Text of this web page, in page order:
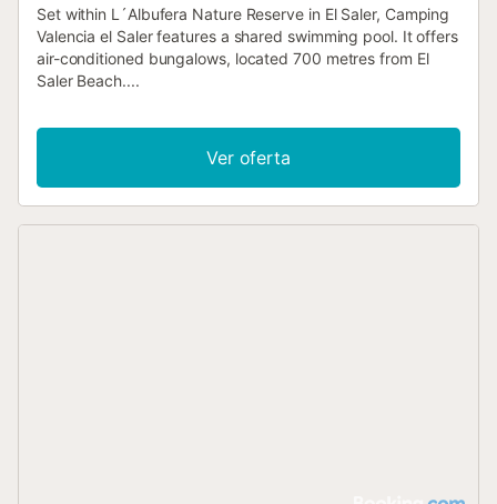
Set within L´Albufera Nature Reserve in El Saler, Camping
Valencia el Saler features a shared swimming pool. It offers
air-conditioned bungalows, located 700 metres from El
Saler Beach....
Ver oferta